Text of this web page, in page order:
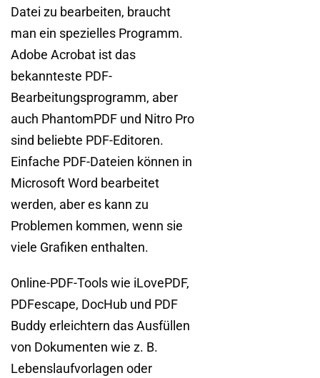
Datei zu bearbeiten, braucht
man ein spezielles Programm.
Adobe Acrobat ist das
bekannteste PDF-
Bearbeitungsprogramm, aber
auch PhantomPDF und Nitro Pro
sind beliebte PDF-Editoren.
Einfache PDF-Dateien können in
Microsoft Word bearbeitet
werden, aber es kann zu
Problemen kommen, wenn sie
viele Grafiken enthalten.
Online-PDF-Tools wie iLovePDF,
PDFescape, DocHub und PDF
Buddy erleichtern das Ausfüllen
von Dokumenten wie z. B.
Lebenslaufvorlagen oder